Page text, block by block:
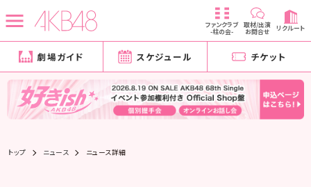
ファンクラブ
-柱の会-
取材/出演
お問合せ リクルート
劇場ガイド スケジュール チケット
トップ ニュース ニュース詳細